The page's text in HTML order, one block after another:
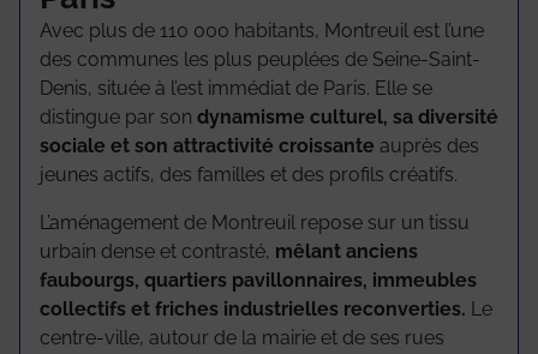
Avec plus de 110 000 habitants, Montreuil est l’une
des communes les plus peuplées de Seine-Saint-
Denis, située à l’est immédiat de Paris. Elle se
distingue par son dynamisme culturel, sa diversité
sociale et son attractivité croissante auprès des
jeunes actifs, des familles et des profils créatifs.
L’aménagement de Montreuil repose sur un tissu
urbain dense et contrasté, mêlant anciens
faubourgs, quartiers pavillonnaires, immeubles
collectifs et friches industrielles reconverties. Le
centre-ville, autour de la mairie et de ses rues